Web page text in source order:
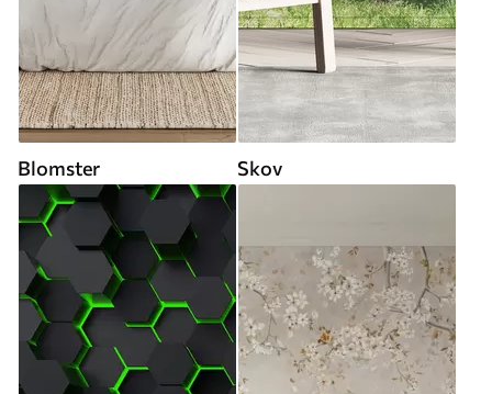
Blomster Skov